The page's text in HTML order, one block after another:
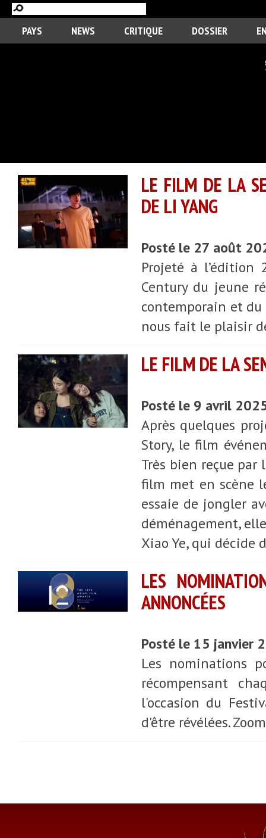
PAYS NEWS CRITIQUE DOSSIER
LE FILM DE LA
DE LI YANG
Posté le 27 août
Projeté à l’édition
Century du jeune
contemporain et
nous fait le plaisir
LE FILM DE LA
Posté le 9 avril
Après quelques
Story, le film
Très bien reçue
film met en scène
essaie de jongler
déménagement,
Xiao Ye, qui décide
LES
ANNONCÉES
Posté le 15 janvier
Les nominations
récompensant
l'occasion du
d'être révélées.